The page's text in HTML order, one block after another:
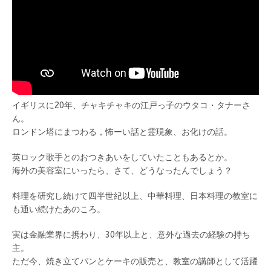
イギリスに20年、チャキチャキの江戸っ子のウタコ・タナーさ
ん。
ロンドン塔にまつわる，怖ーい話と霊現象、お化けの話。
英ロック歌手とのおつきあいをしていたこともあるとか。
海外の美容室にいったら、さて、どうなったんでしょう？
料理を研究し続けて四半世紀以上、中華料理、日本料理の教室に
も通い続けたあのころ。
実は金融業界に携わり、30年以上と、意外な過去の経験の持ち
主。
ただ今、焼き立てパンとケーキの販売と、教室の講師として活躍